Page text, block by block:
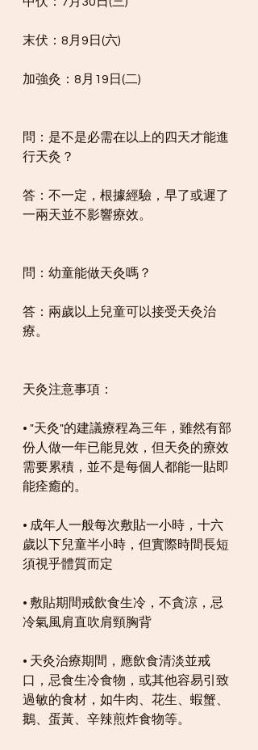
末伏：8月9日(六)
加強灸：8月19日(二)
問：是不是必需在以上的四天才能進
行天灸？
答：不一定，根據經驗，早了或遲了
一兩天並不影響療效。
問：幼童能做天灸嗎？
答：兩歲以上兒童可以接受天灸治
療。
天灸注意事項：
• "天灸"的建議療程為三年，雖然有部
份人做一年已能見效，但天灸的療效
需要累積，並不是每個人都能一貼即
能痊癒的。
• 成年人一般每次敷貼一小時，十六
歲以下兒童半小時，但實際時間長短
須視乎體質而定
• 敷貼期間戒飲食生冷，不貪涼，忌
冷氣風肩直吹肩頸胸背
• 天灸治療期間，應飲食清淡並戒
口，忌食生冷食物，或其他容易引致
過敏的食材，如牛肉、花生、蝦蟹、
鵝、蛋黃、辛辣煎炸食物等。